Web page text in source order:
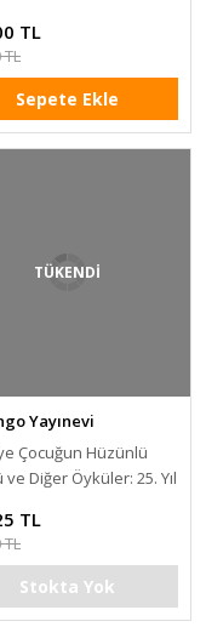
TL
TL
Sepete Ekle
TÜKENDİ
Yayınevi
Çocuğun Hüzünlü
ve Diğer Öyküler: 25. Yıl
TL
TL
Stokta Yok